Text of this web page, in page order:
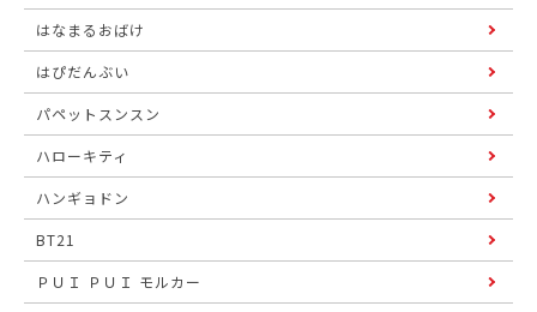
はなまるおばけ
はぴだんぶい
パペットスンスン
ハローキティ
ハンギョドン
BT21
ＰＵＩ ＰＵＩ モルカー